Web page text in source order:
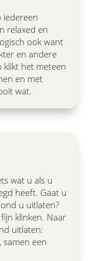
iedereen
relaxed en
ook want
en andere
klikt het meteen
en met
wat.
wat u als u
heeft. Gaat u
u uitlaten?
klinken. Naar
uitlaten:
een